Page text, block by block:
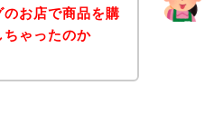
お店で商品を購
ちゃったのか